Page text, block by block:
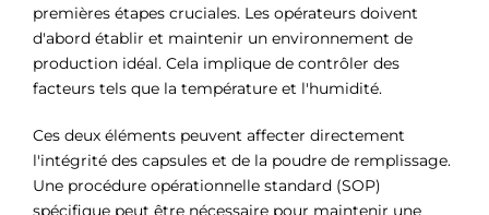
premières étapes cruciales. Les opérateurs doivent
d'abord établir et maintenir un environnement de
production idéal. Cela implique de contrôler des
facteurs tels que la température et l'humidité.
Ces deux éléments peuvent affecter directement
l'intégrité des capsules et de la poudre de remplissage.
Une procédure opérationnelle standard (SOP)